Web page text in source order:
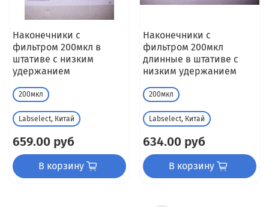
Наконечники с
фильтром 200мкл в
штативе с низким
удержанием
200мкл
Labselect, Китай
659.00 руб
В корзину
Наконечники с
фильтром 200мкл
длинные в штативе с
низким удержанием
200мкл
Labselect, Китай
634.00 руб
В корзину